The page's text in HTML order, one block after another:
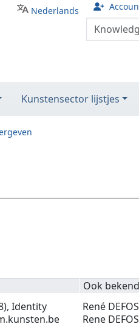
Nederlands
Kunstensector lijstjes
Ook
Identity
René
Rene